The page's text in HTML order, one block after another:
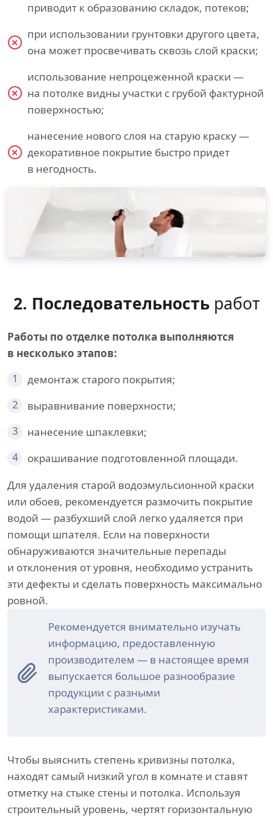
приводит к образованию складок, потеков;
при использовании грунтовки другого цвета,
она может просвечивать сквозь слой краски;
использование непроцеженной краски —
на потолке видны участки с грубой фактурной
поверхностью;
нанесение нового слоя на старую краску —
декоративное покрытие быстро придет
в негодность.
2. Последовательностьработ
Работы по отделке потолка выполняются
в несколько этапов:
1
демонтаж старого покрытия;
2
выравнивание поверхности;
3
нанесение шпаклевки;
4
окрашивание подготовленной площади.
Для удаления старой водоэмульсионной краски
или обоев, рекомендуется размочить покрытие
водой — разбухший слой легко удаляется при
помощи шпателя. Если на поверхности
обнаруживаются значительные перепады
и отклонения от уровня, необходимо устранить
эти дефекты и сделать поверхность максимально
ровной.
Рекомендуется внимательно изучать
информацию, предоставленную
производителем — в настоящее время
выпускается большое разнообразие
продукции с разными
характеристиками.
Чтобы выяснить степень кривизны потолка,
находят самый низкий угол в комнате и ставят
отметку на стыке стены и потолка. Используя
строительный уровень, чертят горизонтальную